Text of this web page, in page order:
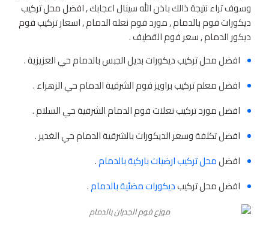
وسوف تراء نتيجة ذالك باذن الله سينال اعجابك , افضل محل تركيب
ديكورات فوم بالدمام , مورد فوم نعله الدمام , اسعار تركيب فوم
ديكور الدمام , سعر فوم القطيف .
افضل محل تركيب ديكورات بديل الجبس بالدمام حي العزيزية .
افضل معلم تركيب براويز فوم الشرقية الدمام حي الزهراء .
افضل مورد تركيب نعلات فوم الدمام الشرقية حي السلام .
افضل تكلفة وسعر الديكورات بالشرقية الدمام حي الغدير .
افضلمحل تركيب ارضيات باركية بالدمام.
افضل محل تركيبديكورات مضئية بالدمام.